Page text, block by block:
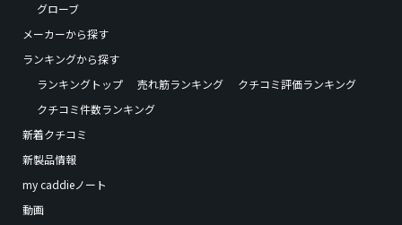
グローブ
メーカーから探す
ランキングから探す
ランキングトップ
売れ筋ランキング
クチコミ評価ランキング
クチコミ件数ランキング
新着クチコミ
新製品情報
my caddieノート
動画